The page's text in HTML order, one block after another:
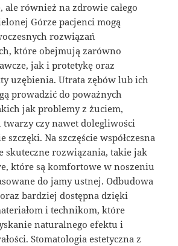
ale również na zdrowie całego
Górze pacjenci mogą
rozwiązań
które obejmują zarówno
jak i protetykę oraz
uzębienia. Utrata zębów lub ich
prowadzić do poważnych
jak problemy z żuciem,
twarzy czy nawet dolegliwości
szczęki. Na szczęście współczesna
skuteczne rozwiązania, takie jak
które są komfortowe w noszeniu
do jamy ustnej. Odbudowa
bardziej dostępna dzięki
i technikom, które
naturalnego efektu i
Stomatologia estetyczna z